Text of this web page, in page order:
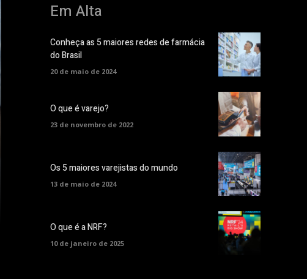
Em Alta
Conheça as 5 maiores redes de farmácia
do Brasil
20 de maio de 2024
O que é varejo?
23 de novembro de 2022
Os 5 maiores varejistas do mundo
13 de maio de 2024
O que é a NRF?
10 de janeiro de 2025